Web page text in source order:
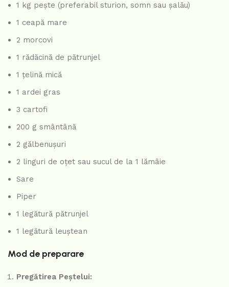
1 kg pește (preferabil sturion, somn sau șalău)
1 ceapă mare
2 morcovi
1 rădăcină de pătrunjel
1 țelină mică
1 ardei gras
3 cartofi
200 g smântână
2 gălbenușuri
2 linguri de oțet sau sucul de la 1 lămâie
Sare
Piper
1 legătură pătrunjel
1 legătură leuștean
Mod de preparare
Pregătirea Peștelui: